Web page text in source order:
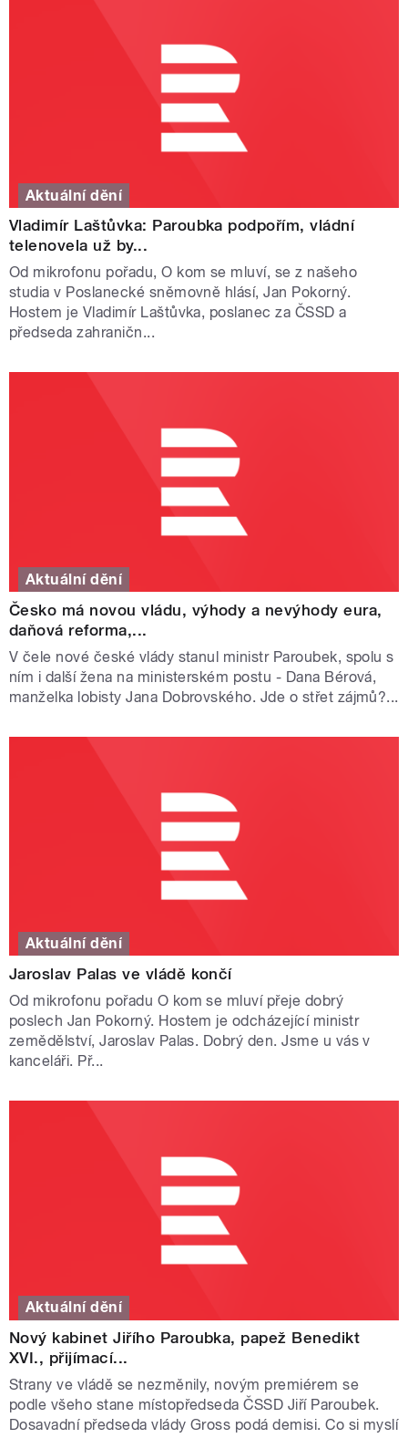
Aktuální dění
Vladimír Laštůvka: Paroubka podpořím, vládní
telenovela už by...
Od mikrofonu pořadu, O kom se mluví, se z našeho
studia v Poslanecké sněmovně hlásí, Jan Pokorný.
Hostem je Vladimír Laštůvka, poslanec za ČSSD a
předseda zahraničn...
Aktuální dění
Česko má novou vládu, výhody a nevýhody eura,
daňová reforma,...
V čele nové české vlády stanul ministr Paroubek, spolu s
ním i další žena na ministerském postu - Dana Bérová,
manželka lobisty Jana Dobrovského. Jde o střet zájmů?...
Aktuální dění
Jaroslav Palas ve vládě končí
Od mikrofonu pořadu O kom se mluví přeje dobrý
poslech Jan Pokorný. Hostem je odcházející ministr
zemědělství, Jaroslav Palas. Dobrý den. Jsme u vás v
kanceláři. Př...
Aktuální dění
Nový kabinet Jiřího Paroubka, papež Benedikt
XVI., přijímací...
Strany ve vládě se nezměnily, novým premiérem se
podle všeho stane místopředseda ČSSD Jiří Paroubek.
Dosavadní předseda vlády Gross podá demisi. Co si myslí